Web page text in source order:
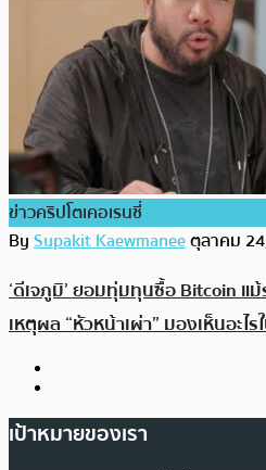
ข่าวคริปโตเคอเรนซี่
BySupakit Kaewmaneeตุลาคม
‘ดีเจภูมิ’ ยอมทุ่มทุนซื้อ Bitcoin แ
เหตุผล “หัวหน้าเผ่า” มองเห็นอะไร
เป้าหมายของเรา